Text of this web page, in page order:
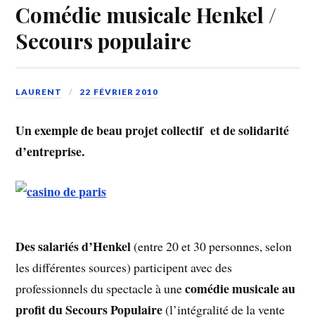
Comédie musicale Henkel /
Secours populaire
LAURENT 22 FÉVRIER 2010
Un exemple de beau projet collectif et de solidarité
d’entreprise.
Des salariés d’Henkel(entre 20 et 30 personnes, selon
les différentes sources) participent avec des
professionnels du spectacle à unecomédie musicale au
profit du Secours Populaire(l’intégralité de la vente